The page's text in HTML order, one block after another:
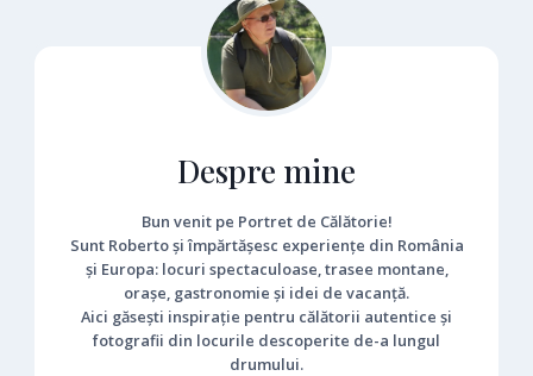
Despre mine
Bun venit pe Portret de Călătorie!
Sunt Roberto și împărtășesc experiențe din România
și Europa: locuri spectaculoase, trasee montane,
orașe, gastronomie și idei de vacanță.
Aici găsești inspirație pentru călătorii autentice și
fotografii din locurile descoperite de-a lungul
drumului.